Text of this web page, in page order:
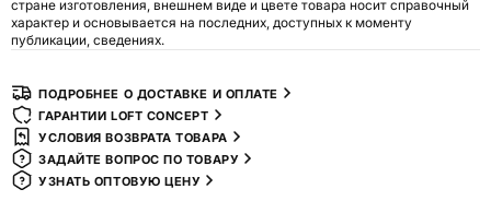
стране изготовления, внешнем виде и цвете товара носит справочный
характер и основывается на последних, доступных к моменту
публикации, сведениях.
ПОДРОБНЕЕ О ДОСТАВКЕ И ОПЛАТЕ
ГАРАНТИИ LOFT CONCEPT
УСЛОВИЯ ВОЗВРАТА ТОВАРА
ЗАДАЙТЕ ВОПРОС ПО ТОВАРУ
УЗНАТЬ ОПТОВУЮ ЦЕНУ